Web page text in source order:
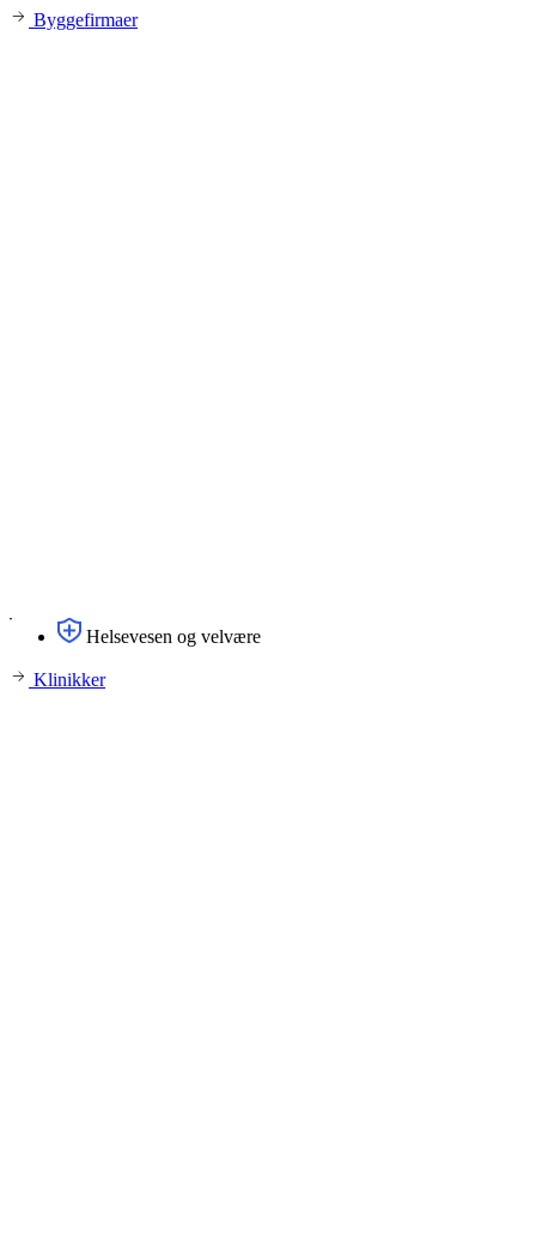
Byggefirmaer
Helsevesen og velvære
Klinikker